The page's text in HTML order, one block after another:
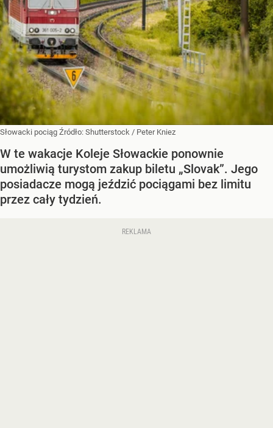
Słowacki pociąg Źródło: Shutterstock / Peter Kniez
W te wakacje Koleje Słowackie ponownie
umożliwią turystom zakup biletu „Slovak”. Jego
posiadacze mogą jeździć pociągami bez limitu
przez cały tydzień.